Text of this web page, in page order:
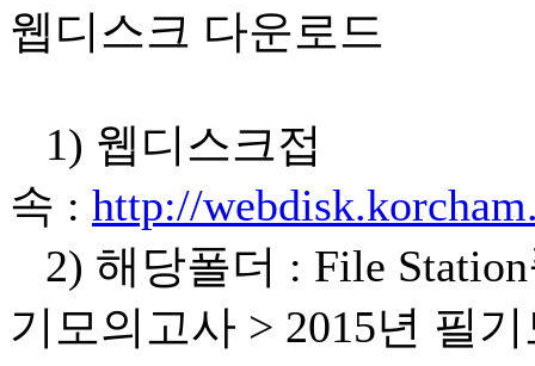
웹디스크 다운로드
1) 웹디스크접
속 : http://
2) 해당폴더 : File
기모의고사 > 2015년 필